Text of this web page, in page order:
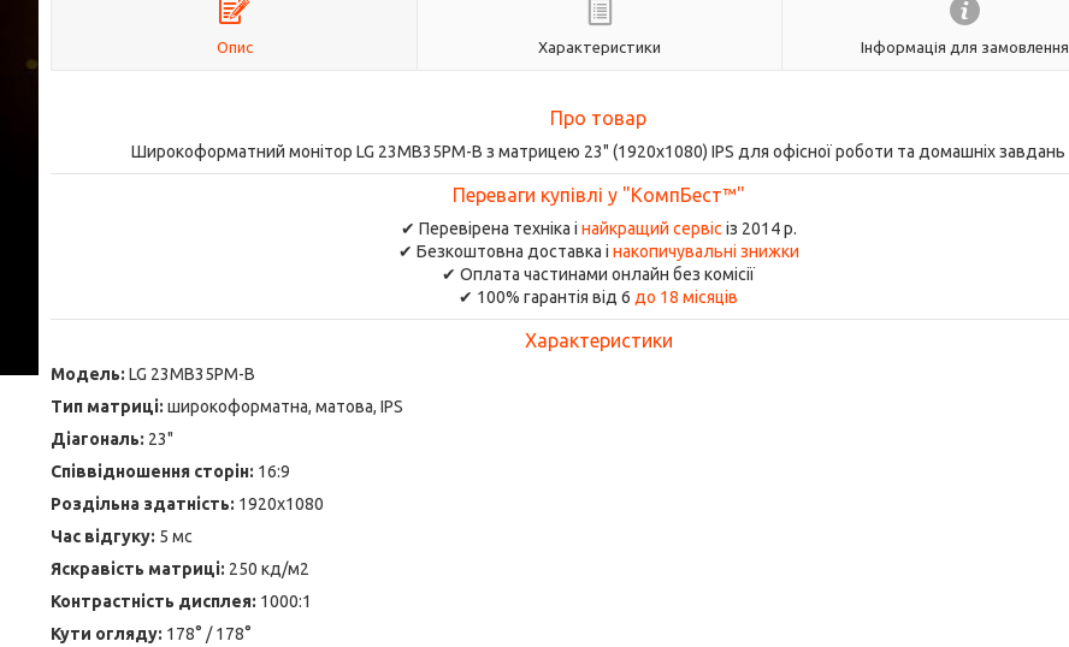
Опис Характеристики Інформація для замовлення
Про товар
Широкоформатний монітор LG 23MB35PM-B з матрицею 23" (1920x1080) IPS для офісної роботи та домашніх завдань
Переваги купівлі у "КомпБест™"
✔ Перевірена техніка і найкращий сервіс із 2014 р.
✔ Безкоштовна доставка і накопичувальні знижки
✔ Оплата частинами онлайн без комісії
✔ 100% гарантія від 6 до 18 місяців
Характеристики
Модель: LG 23MB35PM-B
Тип матриці: широкоформатна, матова, IPS
Діагональ: 23"
Співвідношення сторін: 16:9
Роздільна здатність: 1920x1080
Час відгуку: 5 мс
Яскравість матриці: 250 кд/м2
Контрастність дисплея: 1000:1
Кути огляду: 178° / 178°